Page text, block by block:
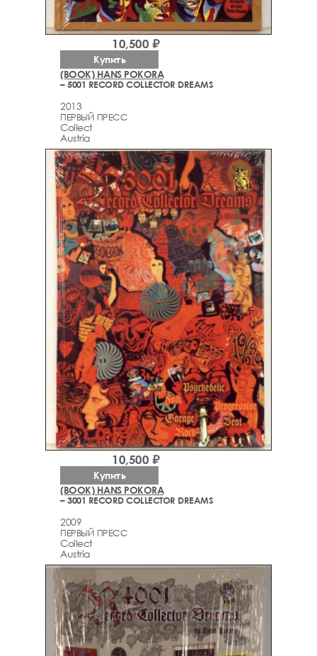
(BOOK) HANS POKORA
– 5001 RECORD COLLECTOR DREAMS
2013
ПЕРВЫЙ ПРЕСС
Collect
Austria
10,500 ₽
Купить
(BOOK) HANS POKORA
– 3001 RECORD COLLECTOR DREAMS
2009
ПЕРВЫЙ ПРЕСС
Collect
Austria
10,500 ₽
Купить